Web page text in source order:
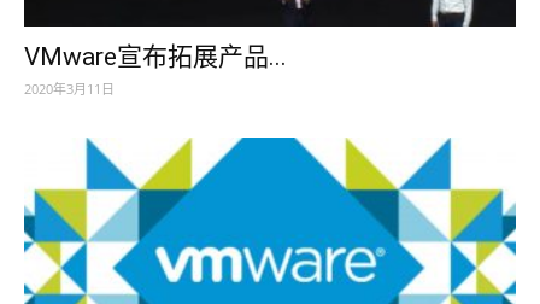
VMware宣布拓展产品...
2020年3月11日